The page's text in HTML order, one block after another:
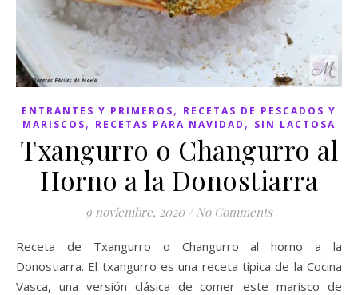
ENTRANTES Y PRIMEROS, RECETAS DE PESCADOS Y
MARISCOS, RECETAS PARA NAVIDAD , SIN LACTOSA
Txangurro o Changurro al
Horno a la Donostiarra
9 noviembre, 2020 / No Comments
Receta de Txangurro o Changurro al horno a la
Donostiarra. El txangurro es una receta típica de la Cocina
Vasca, una versión clásica de comer este marisco de